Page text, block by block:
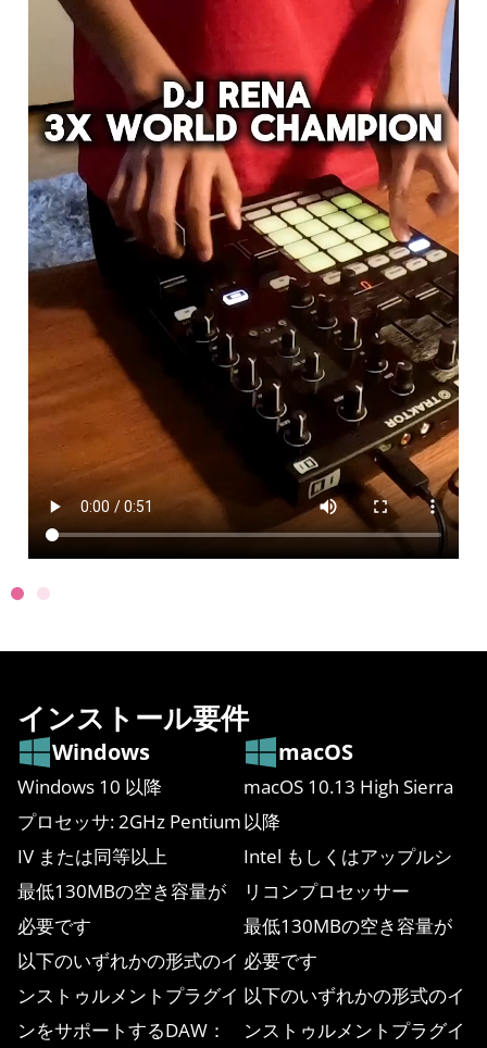
インストール要件
Windows
Windows 10 以降
プロセッサ: 2GHz Pentium
IV または同等以上
最低130MBの空き容量が
必要です
以下のいずれかの形式のイ
ンストゥルメントプラグイ
ンをサポートするDAW：
macOS
macOS 10.13 High Sierra
以降
Intel もしくはアップルシ
リコンプロセッサー
最低130MBの空き容量が
必要です
以下のいずれかの形式のイ
ンストゥルメントプラグイ